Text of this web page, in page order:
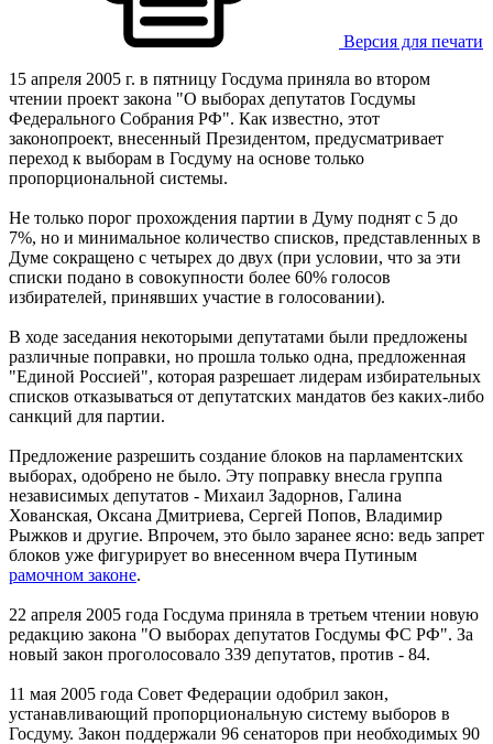
Версия для печати
15 апреля 2005 г. в пятницу Госдума приняла во втором
чтении проект закона "О выборах депутатов Госдумы
Федерального Собрания РФ". Как известно, этот
законопроект, внесенный Президентом, предусматривает
переход к выборам в Госдуму на основе только
пропорциональной системы.
Не только порог прохождения партии в Думу поднят с 5 до
7%, но и минимальное количество списков, представленных в
Думе сокращено с четырех до двух (при условии, что за эти
списки подано в совокупности более 60% голосов
избирателей, принявших участие в голосовании).
В ходе заседания некоторыми депутатами были предложены
различные поправки, но прошла только одна, предложенная
"Единой Россией", которая разрешает лидерам избирательных
списков отказываться от депутатских мандатов без каких-либо
санкций для партии.
Предложение разрешить создание блоков на парламентских
выборах, одобрено не было. Эту поправку внесла группа
независимых депутатов - Михаил Задорнов, Галина
Хованская, Оксана Дмитриева, Сергей Попов, Владимир
Рыжков и другие. Впрочем, это было заранее ясно: ведь запрет
блоков уже фигурирует во внесенном вчера Путиным
рамочном законе.
22 апреля 2005 года Госдума приняла в третьем чтении новую
редакцию закона "О выборах депутатов Госдумы ФС РФ". За
новый закон проголосовало 339 депутатов, против - 84.
11 мая 2005 года Совет Федерации одобрил закон,
устанавливающий пропорциональную систему выборов в
Госдуму. Закон поддержали 96 сенаторов при необходимых 90